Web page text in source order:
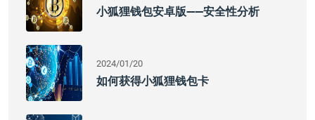
小狐狸钱包安卓版——安全性分析
2024/01/20
如何获得小狐狸钱包卡